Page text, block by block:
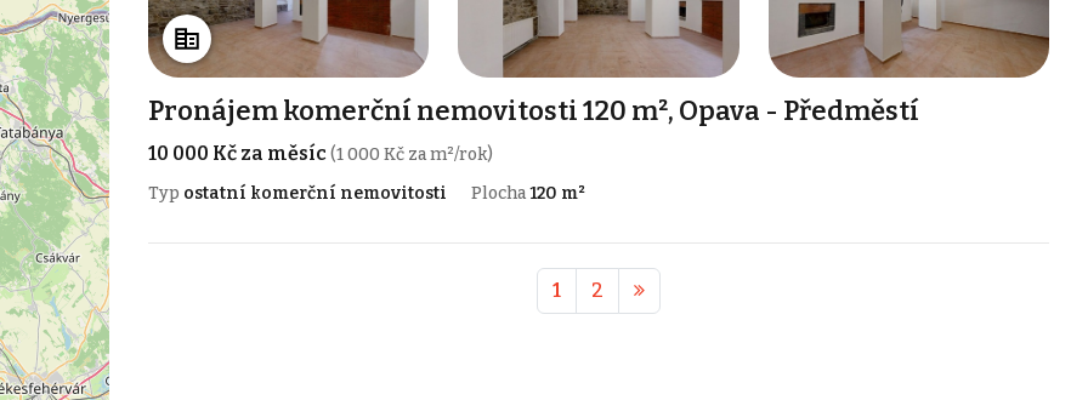
Pronájem komerční nemovitosti 120 m², Opava - Předměstí
10 000 Kč za měsíc(1 000 Kč za m²/rok)
Typ ostatní komerční nemovitosti Plocha120 m²
1 2